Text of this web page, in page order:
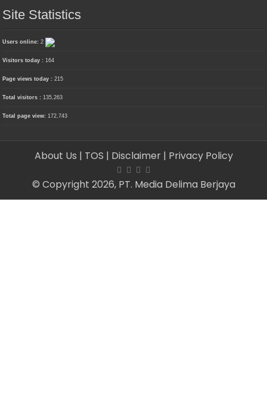
Site Statistics
Users online:2
Visitors today :164
Page views today :215
Total visitors :135,263
Total page view:172,743
About Us | TOS | Disclaimer | Privacy Policy
© Copyright 2026, PT. Media Delima Berjaya